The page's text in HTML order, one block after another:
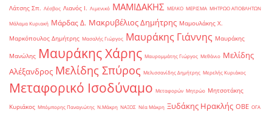
Λάτσης Σπ. Λέσβος Λιανός Ι. Λιμενικό ΜΑΜΙΔΑΚΗΣ ΜΕΛΚΟ ΜΕΡΙΣΜΑ ΜΗΤΡΩΟ ΑΠΟΒΛΗΤΩΝ
Μάλαμα Κυριακή Μάρδας Δ. Μακρυβέλιος Δημήτρης Μαμουλάκης Χ.
Μαρκόπουλος Δημήτρης Μασαλής Γιώργος Μαυράκης Γιάννης Μαυράκης
Μανώλης Μαυράκης Χάρης Μαυρομμάτης Γιώργος Μεθάνιο Μελίδης
Αλέξανδρος Μελίδης Σπύρος Μελισσανίδης Δημήτρης Μερελής Κυριάκος
Μεταφορικό Ισοδύναμο Μεταφορών Μητρώο Μητσοτάκης
Κυριάκος Μπόμπορης Παναγιώτης Ν.Μάκρη ΝΑΞΟΣ Νέα Μάκρη Ξυδάκης Ηρακλής ΟΒΕ ΟΓΑ